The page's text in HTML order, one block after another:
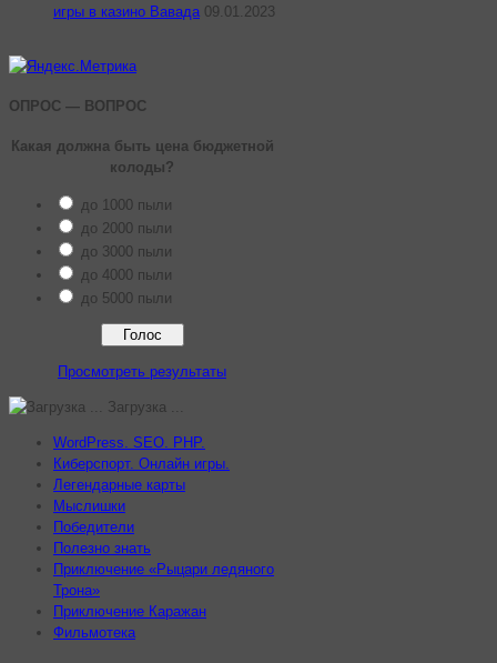
игры в казино Вавада 09.01.2023
ОПРОС — ВОПРОС
Какая должна быть цена бюджетной
колоды?
до 1000 пыли
до 2000 пыли
до 3000 пыли
до 4000 пыли
до 5000 пыли
Просмотреть результаты
Загрузка ...
WordPress. SEO. PHP.
Киберспорт. Онлайн игры.
Легендарные карты
Мыслишки
Победители
Полезно знать
Приключение «Рыцари ледяного
Трона»
Приключение Каражан
Фильмотека